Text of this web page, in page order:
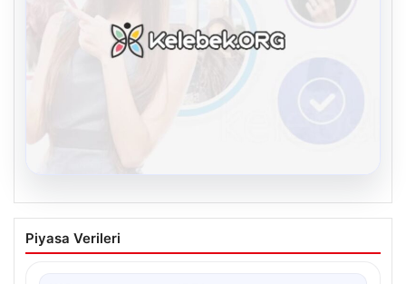
08.08.2026
Kelebek chat adresi İle Sanal İletişimin
Seviyeli Adresi Ve Sohbet Deneyimi
Piyasa Verileri